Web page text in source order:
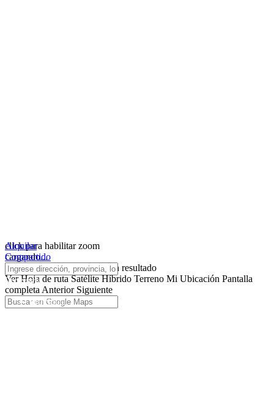
click para habilitar zoom
cargando...
No hemos encontrado ningún resultado
Ver Hoja de ruta Satélite Híbrido Terreno Mi Ubicación Pantalla
completa Anterior Siguiente
Alquilar
Compartido
Provincia
Provincia